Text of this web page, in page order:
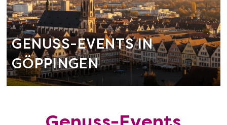
GENUSS-EVENTS IN
GÖPPINGEN